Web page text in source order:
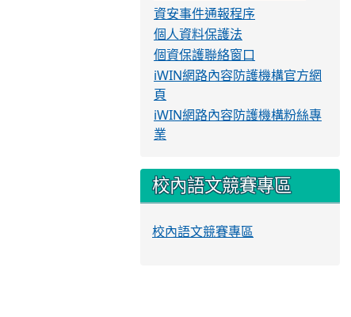
資安事件通報程序
個人資料保護法
個資保護聯絡窗口
iWIN網路內容防護機構官方網
頁
iWIN網路內容防護機構粉絲專
業
校內語文競賽專區
校內語文競賽專區